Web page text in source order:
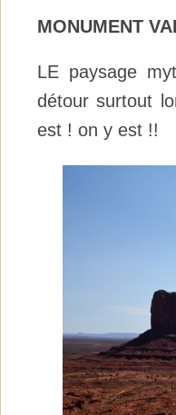
MONUMENT
LE paysage
détour surtout
est ! on y est !!